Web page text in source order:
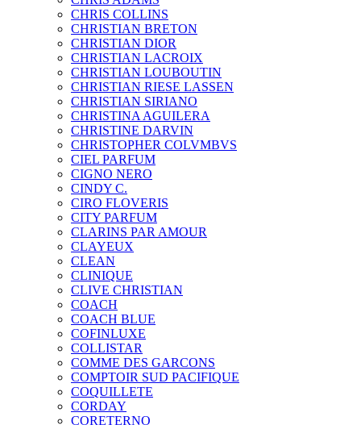
CHRIS COLLINS
CHRISTIAN BRETON
CHRISTIAN DIOR
CHRISTIAN LACROIX
CHRISTIAN LOUBOUTIN
CHRISTIAN RIESE LASSEN
CHRISTIAN SIRIANO
CHRISTINA AGUILERA
CHRISTINE DARVIN
CHRISTOPHER COLVMBVS
CIEL PARFUM
CIGNO NERO
CINDY C.
CIRO FLOVERIS
CITY PARFUM
CLARINS PAR AMOUR
CLAYEUX
CLEAN
CLINIQUE
CLIVE CHRISTIAN
COACH
COACH BLUE
COFINLUXE
COLLISTAR
COMME DES GARCONS
COMPTOIR SUD PACIFIQUE
COQUILLETE
CORDAY
CORETERNO